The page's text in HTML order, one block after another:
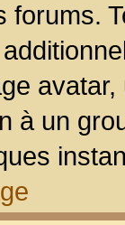
forums.
à un